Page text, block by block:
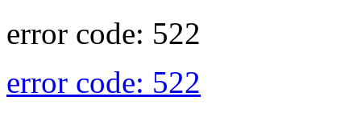
error code: 522
error code: 522